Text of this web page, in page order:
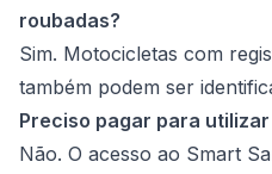
roubadas?
Sim. Motocicletas com
também podem ser
Preciso pagar para
Não. O acesso ao Smart